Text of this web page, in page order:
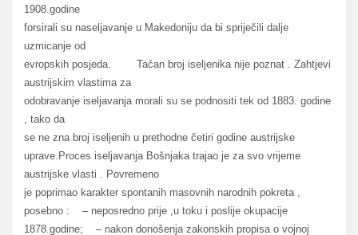
1908.godine
forsirali su naseljavanje u Makedoniju da bi spriječili dalje
uzmicanje od
evropskih posjeda. Tačan broj iseljenika nije poznat . Zahtjevi
austrijskim vlastima za
odobravanje iseljavanja morali su se podnositi tek od 1883. godine
, tako da
se ne zna broj iseljenih u prethodne četiri godine austrijske
uprave.Proces iseljavanja Bošnjaka trajao je za svo vrijeme
austrijske vlasti . Povremeno
je poprimao karakter spontanih masovnih narodnih pokreta ,
posebno : – neposredno prije ,u toku i poslije okupacije
1878.godine; – nakon donošenja zakonskih propisa o vojnoj